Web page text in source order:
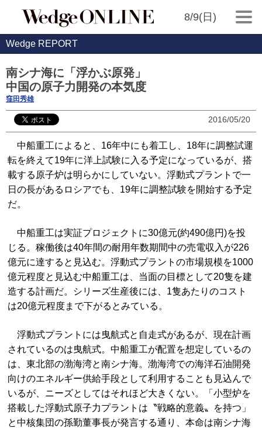
8/9(日)
Wedge REPORT
南シナ海に「浮かぶ原発」
中国の原子力開発の本気度
窪田秀雄
2016/05/20
中船重工によると、16年中にも着工し、18年に調整試運
転を終えて19年に洋上試験に入る予定になっているが、搭
載する原子炉は明らかにしていない。浮動式プラントで一
日の長があるロシアでも、19年に調整試験を開始する予定
だ。
中船重工は実証プロジェクトに30億元(約490億円)を投
じる。稼働後は40年間の耐用年数期間中の売電収入が226
億元に達すると見込む。浮動式プラントの市場規模を1000
億元程度と見込む中船重工は、当面の目標として20隻を建
造する計画だ。シリーズ生産後には、1隻あたりのコスト
は20億元程度まで下がるとみている。
浮動式プラントには曳航式と自走式があるが、現在計画
されているのは曳航式。中船重工が配置を想定しているの
は、東北部の渤海湾と南シナ海。渤海湾での海洋石油開発
向けのエネルギー供給手段として利用することも見込んで
いるが、ニーズとしてはそれほど大きくない。「小型炉を
搭載した浮動式原子力プラントは〝戦略的意義〟を持つ」
と中核集団の孫勤董事長が発言する通り、本命は南シナ海